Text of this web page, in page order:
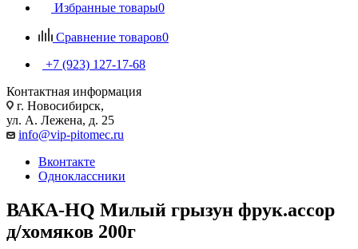
Избранные товары0
Сравнение товаров0
+7 (923) 127-17-68
Контактная информация
г. Новосибирск,
ул. А. Лежена, д. 25
info@vip-pitomec.ru
Вконтакте
Одноклассники
ВАКА-HQ Милый грызун фрук.ассор
д/хомяков 200г